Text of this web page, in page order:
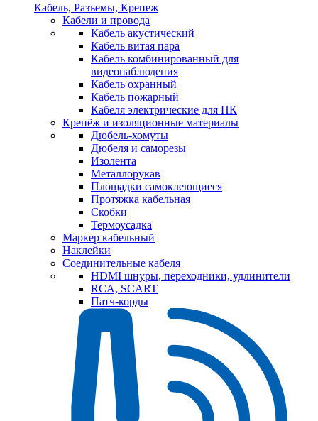
Кабель, Разъемы, Крепеж
Кабели и провода
Кабель акустический
Кабель витая пара
Кабель комбинированный для
видеонаблюдения
Кабель охранный
Кабель пожарный
Кабеля электрические для ПК
Крепёж и изоляционные материалы
Дюбель-хомуты
Дюбеля и саморезы
Изолента
Металлорукав
Площадки самоклеющиеся
Протяжка кабельная
Скобки
Термоусадка
Маркер кабельный
Наклейки
Соединительные кабеля
HDMI шнуры, переходники, удлинители
RCA, SCART
Патч-корды